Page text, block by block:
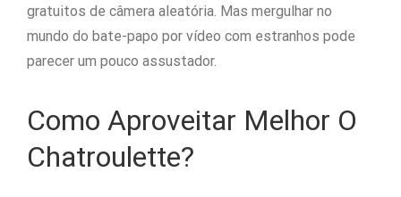
gratuitos de câmera aleatória. Mas mergulhar no
mundo do bate-papo por vídeo com estranhos pode
parecer um pouco assustador.
Como Aproveitar Melhor O
Chatroulette?